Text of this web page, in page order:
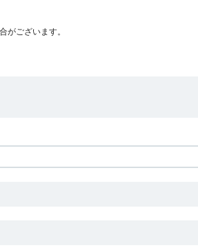
がございます。